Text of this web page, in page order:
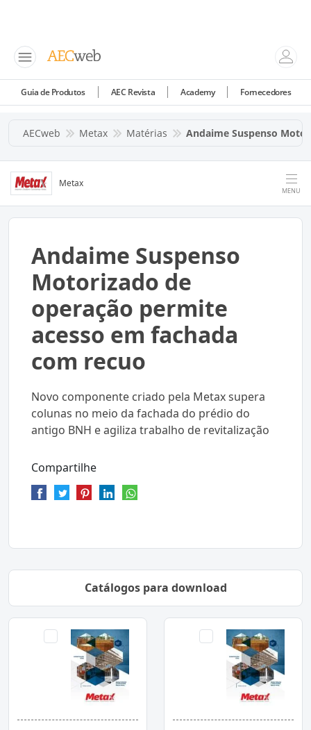
Guia de Produtos AEC Revista Academy Fornecedores
AECweb Metax Matérias Andaime Suspenso
Metax
MENU
Andaime Suspenso
Motorizado de
operação permite
acesso em fachada
com recuo
Novo componente criado pela Metax supera
colunas no meio da fachada do prédio do
antigo BNH e agiliza trabalho de revitalização
Compartilhe
Catálogos para download